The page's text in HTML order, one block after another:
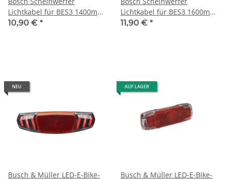
Lichtkabel für BES3 1400mm
(Smart System)
10,90 € *
Lichtkabel für BES3 1600mm
(Smart System)
11,90 € *
NEU
Busch & Müller LED-E-Bike-
AUF LAGER
Busch & Müller LED-E-Bike-